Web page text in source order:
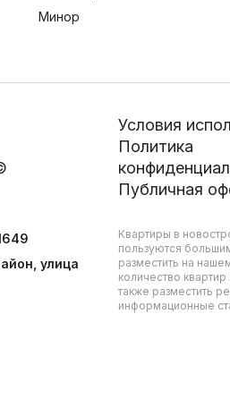
Минор
улица
Условия
Политика
Публичная
Квартиры в
пользуются
разместить на
количество
также разместить
информационные